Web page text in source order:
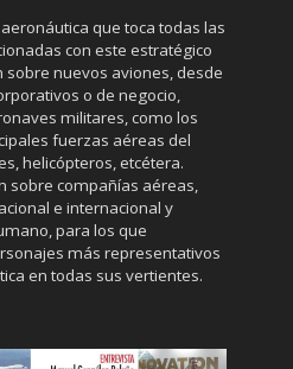
que toca todas las
con este estratégico
sobre nuevos aviones, desde
o de negocio,
militares, como los
fuerzas aéreas del
helicópteros, etcétera.
sobre compañías aéreas,
e internacional y
para los que
más representativos
en todas sus vertientes.